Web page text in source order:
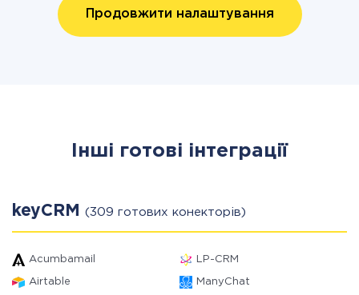
Продовжити налаштування
Інші готові інтеграції
keyCRM (309 готових конекторів)
Acumbamail LP-CRM
Airtable ManyChat